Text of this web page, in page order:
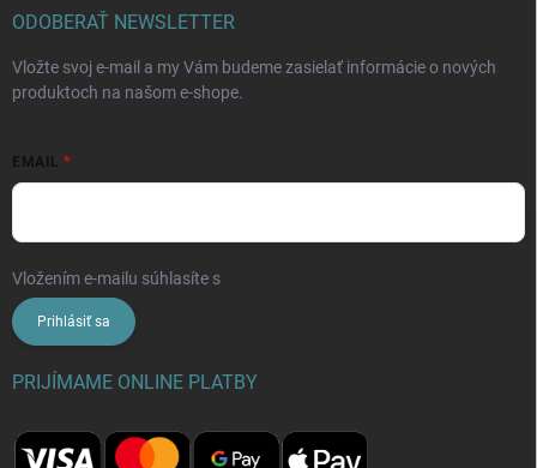
ODOBERAŤ NEWSLETTER
Vložte svoj e-mail a my Vám budeme zasielať informácie o nových
produktoch na našom e-shope.
EMAIL
Vložením e-mailu súhlasíte s
Prihlásiť sa
PRIJÍMAME ONLINE PLATBY